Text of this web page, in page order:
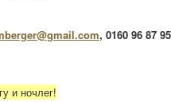
@gmail.com, 0160 96 87
и ночлег!